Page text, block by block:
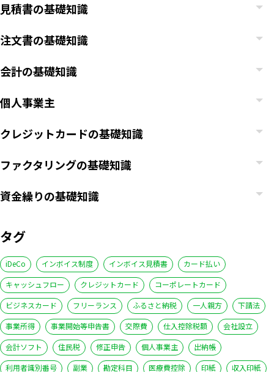
見積書の基礎知識
注文書の基礎知識
会計の基礎知識
個人事業主
クレジットカードの基礎知識
ファクタリングの基礎知識
資金繰りの基礎知識
タグ
iDeCo インボイス制度 インボイス見積書
カード払い
キャッシュフロー
クレジットカード
コーポレートカード
ビジネスカード
フリーランス ふるさと納税 一人親方
下請法
事業所得
事業開始等申告書 交際費 仕入控除税額
会社設立
会計ソフト
住民税 修正申告 個人事業主
出納帳
利用者識別番号
副業 勘定科目 医療費控除 印紙 収入印紙
いますぐ無料登録